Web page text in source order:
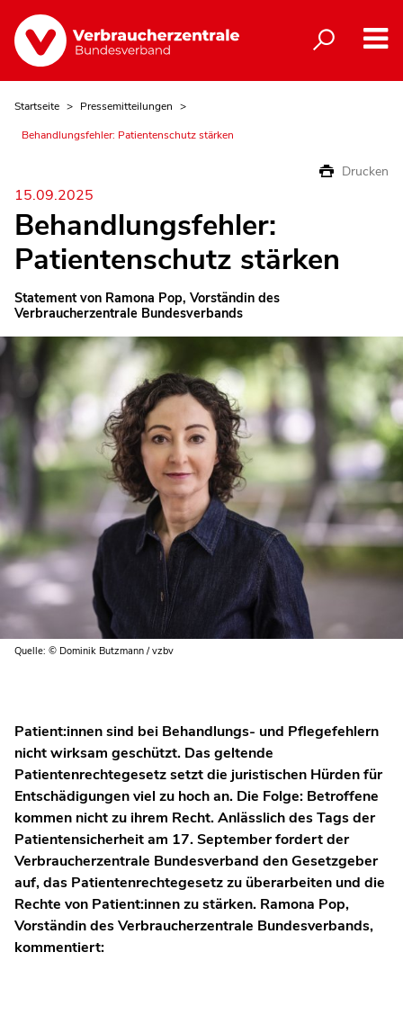
Startseite
Pressemitteilungen
Behandlungsfehler: Patientenschutz stärken
Drucken
15.09.2025
Behandlungsfehler:
Patientenschutz stärken
Statement von Ramona Pop, Vorständin des
Verbraucherzentrale Bundesverbands
Quelle: © Dominik Butzmann / vzbv
Patient:innen sind bei Behandlungs- und Pflegefehlern
nicht wirksam geschützt. Das geltende
Patientenrechtegesetz setzt die juristischen Hürden für
Entschädigungen viel zu hoch an. Die Folge: Betroffene
kommen nicht zu ihrem Recht. Anlässlich des Tags der
Patientensicherheit am 17. September fordert der
Verbraucherzentrale Bundesverband den Gesetzgeber
auf, das Patientenrechtegesetz zu überarbeiten und die
Rechte von Patient:innen zu stärken. Ramona Pop,
Vorständin des Verbraucherzentrale Bundesverbands,
kommentiert: